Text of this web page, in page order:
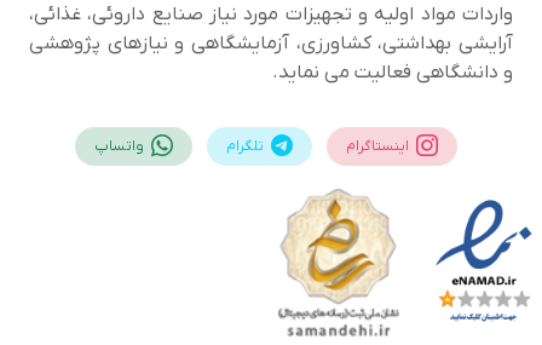
واردات مواد اولیه و تجهیزات مورد نیاز صنایع داروئی، غذائی،
آرایشی بهداشتی، کشاورزی، آزمایشگاهی و نیازهای پژوهشی
و دانشگاهی فعالیت می نماید.
اینستاگرام تلگرام واتساپ